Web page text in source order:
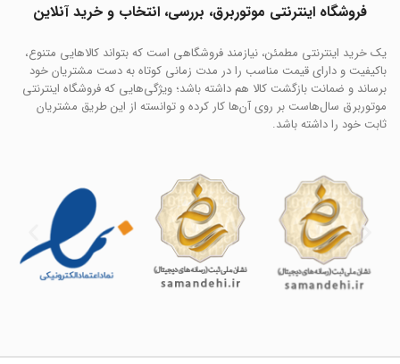
فروشگاه اینترنتی موتوربرق، بررسی، انتخاب و خرید آنلاین
یک خرید اینترنتی مطمئن، نیازمند فروشگاهی است که بتواند کالاهایی متنوع،
باکیفیت و دارای قیمت مناسب را در مدت زمانی کوتاه به دست مشتریان خود
برساند و ضمانت بازگشت کالا هم داشته باشد؛ ویژگی‌هایی که فروشگاه اینترنتی
موتوربرق سال‌هاست بر روی آن‌ها کار کرده و توانسته از این طریق مشتریان
ثابت خود را داشته باشد.